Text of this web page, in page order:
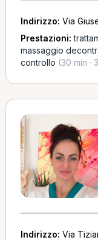
Indirizzo: Via
Prestazioni:
massaggio
controllo (30 min ·
Indirizzo: Via